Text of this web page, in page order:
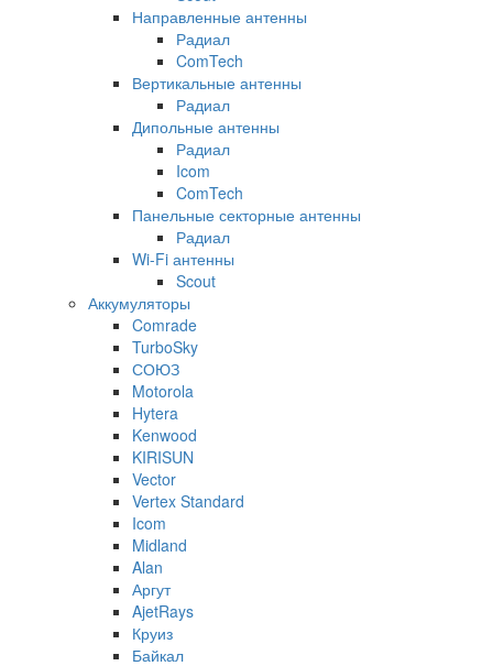
Направленные антенны
Радиал
ComTech
Вертикальные антенны
Радиал
Дипольные антенны
Радиал
Icom
ComTech
Панельные секторные антенны
Радиал
Wi-Fi антенны
Scout
Аккумуляторы
Comrade
TurboSky
СОЮЗ
Motorola
Hytera
Kenwood
KIRISUN
Vector
Vertex Standard
Icom
Midland
Alan
Аргут
AjetRays
Круиз
Байкал